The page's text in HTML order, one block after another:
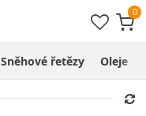
Sněhové řetězy Oleje